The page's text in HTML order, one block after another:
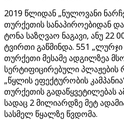
2019 წლიდან „ნულოვანი
თურქეთის სანაპიროებიდან
ტონა საზღვაო ნაგავი, ანუ 22
ტვირთი გაწმინდა. 551
თურქეთი მესამე ადგილზეა
სერტიფიცირებული
„წყლის ეფექტურობის
თურქეთის გადაწყვეტილებას
სადაც 2 მილიარდზე მეტ
სასმელ წყალზე წვდომა.